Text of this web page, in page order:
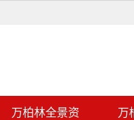
万柏林全景资 万